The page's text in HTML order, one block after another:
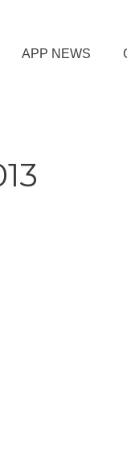
APP NEWS